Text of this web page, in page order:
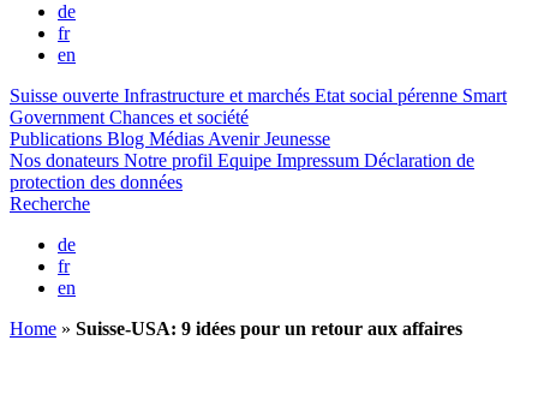
de
fr
en
Suisse ouverte Infrastructure et marchés Etat social pérenne Smart
Government Chances et société
Publications Blog Médias Avenir Jeunesse
Nos donateurs Notre profil Equipe Impressum Déclaration de
protection des données
Recherche
de
fr
en
Home » Suisse-USA: 9 idées pour un retour aux affaires